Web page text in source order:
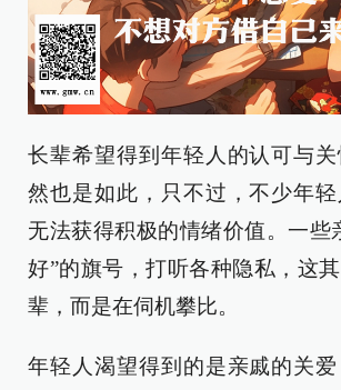
长辈希望得到年轻人的认可与
然也是如此，只不过，不少年
无法获得积极的情绪价值。一些
好”的旗号，打听各种隐私，这
辈，而是在伺机攀比。
年轻人渴望得到的是亲戚的关